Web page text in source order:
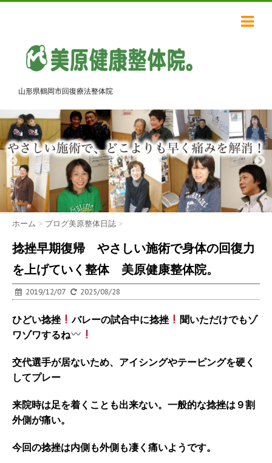
山形県鶴岡市回復療法整体院
ホーム > ブログ美原整体日誌 >
捻挫早期復帰 やさしい施術で身体の回復力
を上げていく整体 美原健康整体院。
2019/12/07 2025/08/28
ひどい捻挫 バレーの試合中に捻挫
聞いただけでもゾ
ワゾワするね
交代選手が居ないため、アイシングやテーピングを硬く
してプレー
来院時は足を着くことも出来ない。一般的な捻挫は９割
外側が痛い。
今回の捻挫は内側も外側も凄く痛いようです。